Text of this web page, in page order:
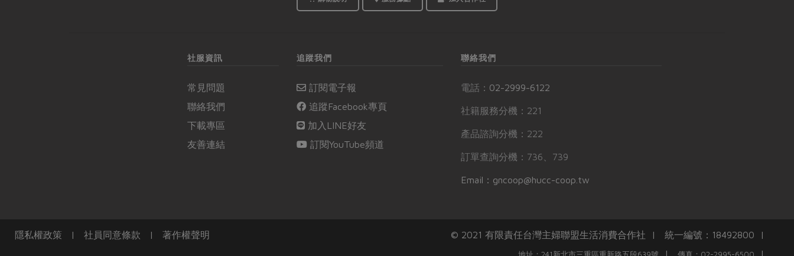
社服資訊
常見問題
聯絡我們
下載專區
友善連結
追蹤我們
訂閱電子報
追蹤Facebook專頁
加入LINE好友
訂閱YouTube頻道
聯絡我們
電話： 02-2999-6122
社籍服務分機：221
產品諮詢分機：222
訂單查詢分機：736、739
Email：gncoop@hucc-coop.tw
隱私權政策 | 社員同意條款 | 著作權聲明 © 2021 有限責任台灣主婦聯盟生活消費合作社 | 統一編號：18492800 |